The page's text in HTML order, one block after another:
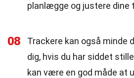
planlægge og justere dine
08
Trackere kan også minde
dig, hvis du har siddet
kan være en god måde at